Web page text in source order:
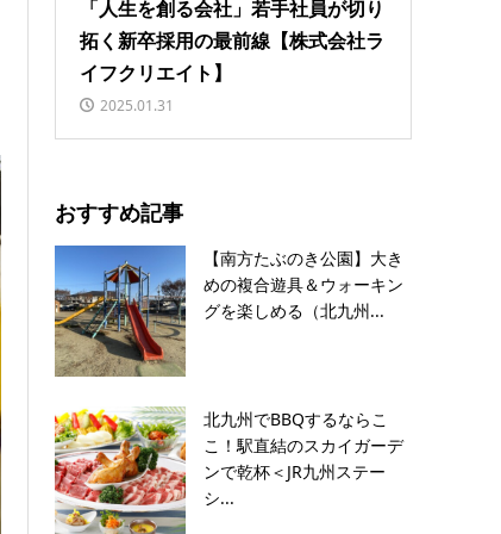
「人生を創る会社」若手社員が切り
拓く新卒採用の最前線【株式会社ラ
イフクリエイト】
2025.01.31
おすすめ記事
【南方たぶのき公園】大き
めの複合遊具＆ウォーキン
グを楽しめる（北九州...
北九州でBBQするならこ
こ！駅直結のスカイガーデ
ンで乾杯＜JR九州ステー
シ...